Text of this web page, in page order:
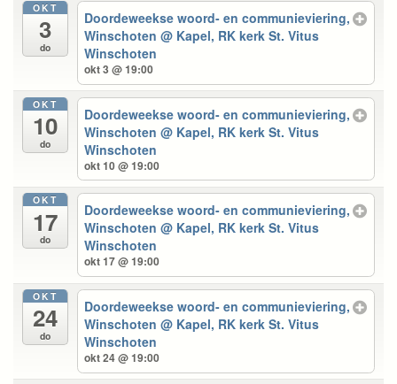
OKT
3
do
Doordeweekse woord- en communieviering,
Winschoten@ Kapel, RK kerk St. Vitus
Winschoten
okt 3 @ 19:00
OKT
10
do
Doordeweekse woord- en communieviering,
Winschoten@ Kapel, RK kerk St. Vitus
Winschoten
okt 10 @ 19:00
OKT
17
do
Doordeweekse woord- en communieviering,
Winschoten@ Kapel, RK kerk St. Vitus
Winschoten
okt 17 @ 19:00
OKT
24
do
Doordeweekse woord- en communieviering,
Winschoten@ Kapel, RK kerk St. Vitus
Winschoten
okt 24 @ 19:00